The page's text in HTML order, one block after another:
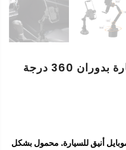
360 درجة
أنيق للسيارة. محمول بشكل